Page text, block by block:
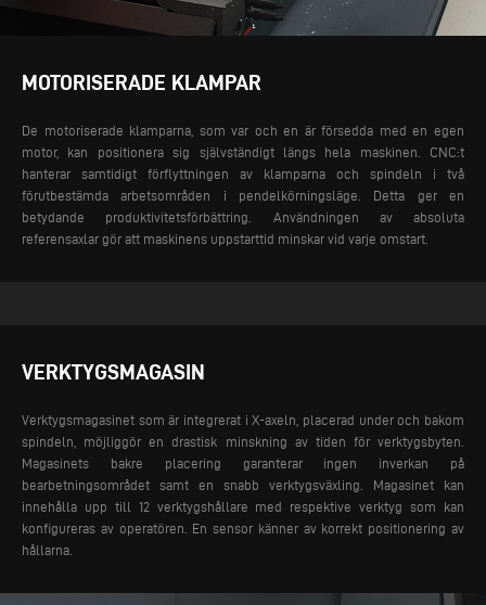
MOTORISERADE KLAMPAR
De motoriserade klamparna, som var och en är försedda med en egen
motor, kan positionera sig självständigt längs hela maskinen. CNC:t
hanterar samtidigt förflyttningen av klamparna och spindeln i två
förutbestämda arbetsområden i pendelkörningsläge. Detta ger en
betydande produktivitetsförbättring. Användningen av absoluta
referensaxlar gör att maskinens uppstarttid minskar vid varje omstart.
VERKTYGSMAGASIN
Verktygsmagasinet som är integrerat i X-axeln, placerad under och bakom
spindeln, möjliggör en drastisk minskning av tiden för verktygsbyten.
Magasinets bakre placering garanterar ingen inverkan på
bearbetningsområdet samt en snabb verktygsväxling.
Magasinet kan
innehålla upp till 12 verktygshållare med respektive verktyg som kan
konfigureras av operatören. En sensor känner av korrekt positionering av
hållarna.